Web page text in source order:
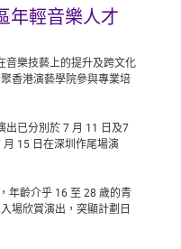
年輕音樂人才
音樂技藝上的提升及跨文化
香港演藝學院參與專業培
出已分別於 7 月 11 日及7
15 日在深圳作尾場演
年齡介乎 16 至 28 歲的青
場欣賞演出，突顯計劃日